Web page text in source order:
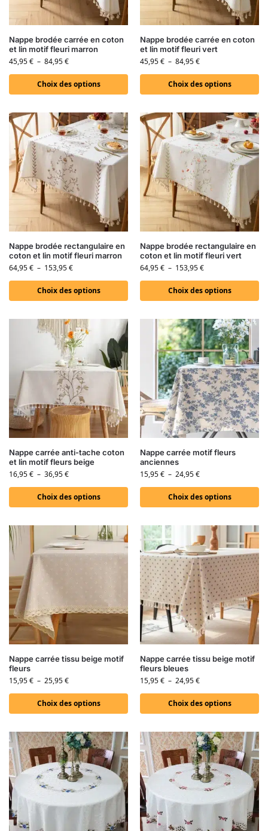
Nappe brodée carrée en coton
et lin motif fleuri marron
45,95€ – 84,95€
Choix des options
Nappe brodée carrée en coton
et lin motif fleuri vert
45,95€ – 84,95€
Choix des options
Nappe brodée rectangulaire en
coton et lin motif fleuri marron
64,95€ – 153,95€
Choix des options
Nappe brodée rectangulaire en
coton et lin motif fleuri vert
64,95€ – 153,95€
Choix des options
Nappe carrée anti-tache coton
et lin motif fleurs beige
16,95€ – 36,95€
Choix des options
Nappe carrée motif fleurs
anciennes
15,95€ – 24,95€
Choix des options
Nappe carrée tissu beige motif
fleurs
15,95€ – 25,95€
Choix des options
Nappe carrée tissu beige motif
fleurs bleues
15,95€ – 24,95€
Choix des options